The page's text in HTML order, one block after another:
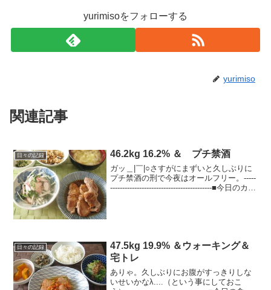
yurimisoをフォローする
yurimiso
関連記事
日々の記録 46.2kg 16.2% ＆ プチ禁酒
ガッ＿|￣|○さすがにまずいと久しぶりに
プチ禁酒の刑で今夜はオールフリー。-----
------------------------------------------■今日のカロ
日々の記録
47.5kg 19.9% ＆ウォーキング＆
宅トレ
ありゃ。久しぶりにお腹がすっきりしな
いせいかなλ....（という事にしておこ